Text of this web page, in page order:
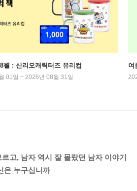
월 : 산리오캐릭터즈 유리컵
01일 ~ 2026년 08월 31일
여
고, 남자 역시 잘 몰랐던 남자 이야기
은 누구십니까